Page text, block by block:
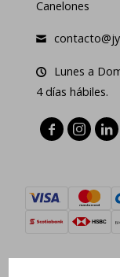
Canelones
Lunes a
4 días hábiles.
  